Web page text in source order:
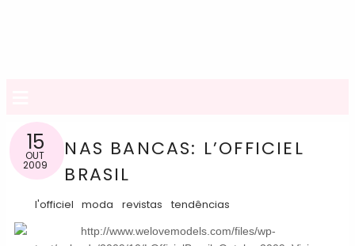
15
OUT
2009
NAS BANCAS: L’OFFICIEL
BRASIL
l'officiel moda revistas tendências